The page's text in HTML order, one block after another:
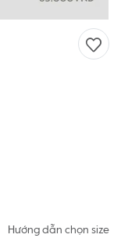
Hướng dẫn chọn size